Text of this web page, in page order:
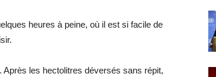
heures à peine, où il est si facile de
les hectolitres déversés sans répit,